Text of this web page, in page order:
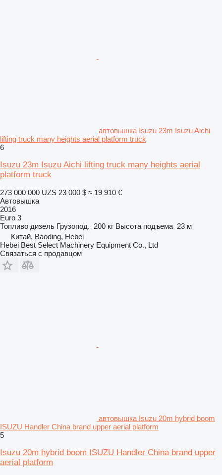
автовышка Isuzu 23m Isuzu Aichi
lifting truck many heights aerial platform truck
6
Isuzu 23m Isuzu Aichi lifting truck many heights aerial
platform truck
273 000 000 UZS 23 000 $ ≈ 19 910 €
Автовышка
2016
Euro 3
Топливо дизель Грузопод. 200 кг Высота подъема 23 м
Китай, Baoding, Hebei
Hebei Best Select Machinery Equipment Co., Ltd
Связаться с продавцом
автовышка Isuzu 20m hybrid boom
ISUZU Handler China brand upper aerial platform
5
Isuzu 20m hybrid boom ISUZU Handler China brand upper
aerial platform